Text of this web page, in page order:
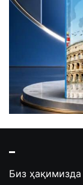
Биз ҳақимизда